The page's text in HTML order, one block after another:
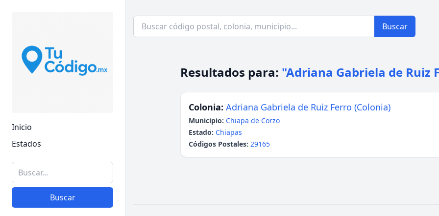
Inicio
Estados
Buscar
Buscar
Resultados para: "Adriana Gabriela de Ruiz
Colonia: Adriana Gabriela de Ruiz Ferro (Colonia)
Municipio: Chiapa de Corzo
Estado: Chiapas
Códigos Postales: 29165